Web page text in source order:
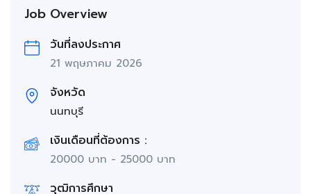
Job Overview
วันที่ลงประกาศ
21 พฤษภาคม 2026
จังหวัด
นนทบุรี
เงินเดือนที่ต้องการ :
20000 บาท - 25000 บาท
วุฒิการศึกษา